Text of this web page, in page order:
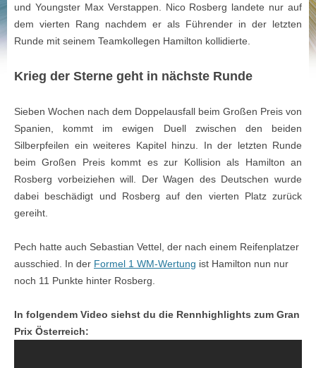
und Youngster Max Verstappen. Nico Rosberg landete nur auf
dem vierten Rang nachdem er als Führender in der letzten
Runde mit seinem Teamkollegen Hamilton kollidierte.
Krieg der Sterne geht in nächste Runde
Sieben Wochen nach dem Doppelausfall beim Großen Preis von
Spanien, kommt im ewigen Duell zwischen den beiden
Silberpfeilen ein weiteres Kapitel hinzu. In der letzten Runde
beim Großen Preis kommt es zur Kollision als Hamilton an
Rosberg vorbeiziehen will. Der Wagen des Deutschen wurde
dabei beschädigt und Rosberg auf den vierten Platz zurück
gereiht.
Pech hatte auch Sebastian Vettel, der nach einem Reifenplatzer
ausschied. In der Formel 1 WM-Wertung ist Hamilton nun nur
noch 11 Punkte hinter Rosberg.
In folgendem Video siehst du die Rennhighlights zum Gran
Prix Österreich: